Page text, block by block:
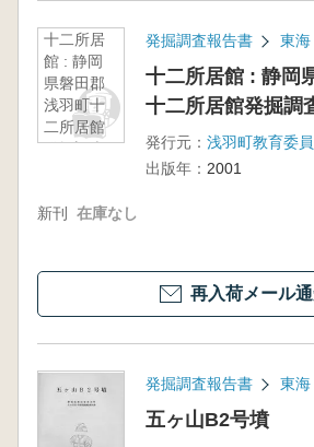
十二所居
館 : 静岡
県磐田郡
浅羽町十
二所居館
発掘調査
発掘調査報告書 東海
十二所居館 : 静岡
十二所居館発掘調
発行元： 浅羽町教育委
出版年： 2001
新刊 在庫なし
再入荷メール
発掘調査報告書 東海
五ヶ山B2号墳